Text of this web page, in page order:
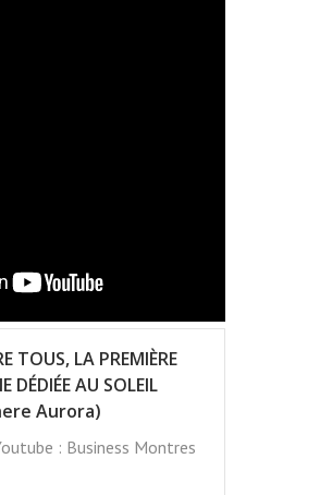
TOUS, LA PREMIÈRE
DÉDIÉE AU SOLEIL
Aurora)
: Business Montres